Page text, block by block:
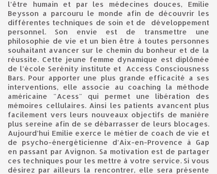
l’être humain et par les médecines douces, Emilie
Beysson a parcouru le monde afin de découvrir les
différentes techniques de soin et de développement
personnel. Son envie est de transmettre une
philosophie de vie et un bien être à toutes personnes
souhaitant avancer sur le chemin du bonheur et de la
réussite. Cette jeune femme dynamique est diplômée
de l’école Serénity institute et Access Consciousness
Bars. Pour apporter une plus grande efficacité a ses
interventions, elle associe au coaching la méthode
américaine "Acess" qui permet une libération des
mémoires cellulaires. Ainsi les patients avancent plus
facilement vers leurs nouveaux objectifs de manière
plus sereine afin de se débarrasser de leurs blocages.
Aujourd’hui Emilie exerce le métier de coach de vie et
de psycho-énergéticienne d’Aix-en-Provence à Gap
en passant par Avignon. Sa motivation est de partager
ces techniques pour les mettre à votre service. Si vous
désirez par ailleurs la rencontrer, elle sera présente